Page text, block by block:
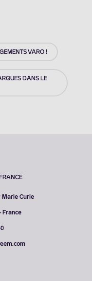
VARO !
DANS LE
Marie Curie
France